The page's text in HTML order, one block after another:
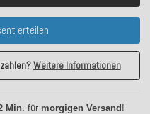
erteilen
Weitere Informationen
Min. für morgigen Versand!